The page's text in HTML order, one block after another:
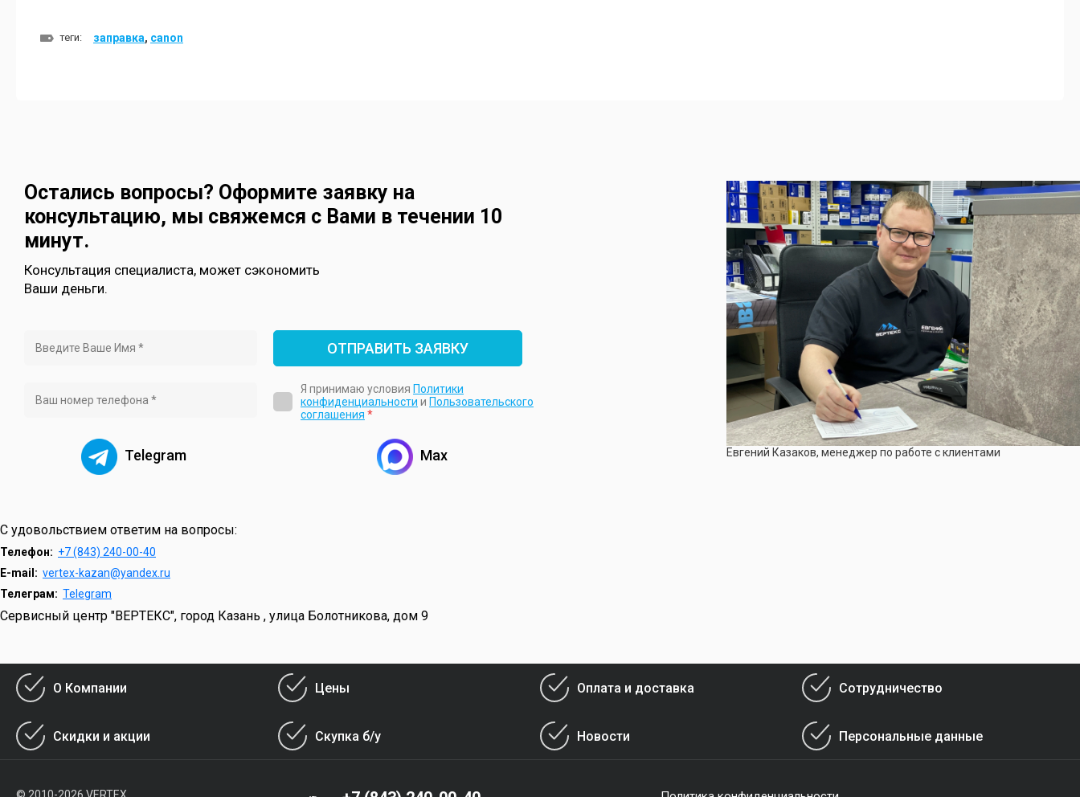
теги: заправка, canon
Остались вопросы? Оформите заявку на
консультацию, мы свяжемся с Вами в течении 10
минут.
Консультация специалиста, может сэкономить
Ваши деньги.
Я принимаю условия Политики
конфиденциальности и Пользовательского
соглашения *
Telegram Max
ОТПРАВИТЬ ЗАЯВКУ
Евгений Казаков, менеджер по работе с клиентами
С удовольствием ответим на вопросы:
Телефон: +7 (843) 240-00-40
E-mail: vertex-kazan@yandex.ru
Телеграм: Telegram
Сервисный центр "ВЕРТЕКС", город Казань , улица Болотникова, дом 9
О Компании Цены Оплата и доставка Сотрудничество
Скидки и акции Скупка б/у Новости Персональные данные